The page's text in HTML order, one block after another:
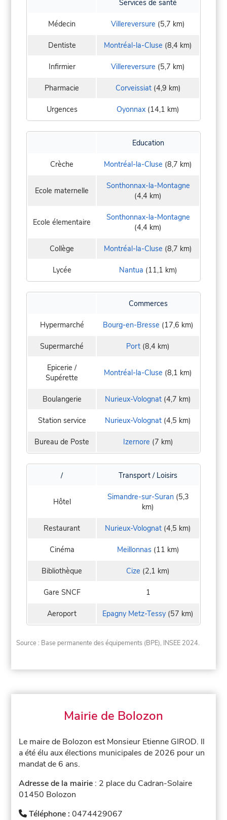
Services de santé
Médecin Villereversure (5,7 km)
Dentiste Montréal-la-Cluse (8,4 km)
Infirmier Villereversure (5,7 km)
Pharmacie Corveissiat(4,9 km)
Urgences Oyonnax (14,1 km)
Education
Crèche Montréal-la-Cluse (8,7 km)
Ecole maternelle
Sonthonnax-la-Montagne
(4,4 km)
Ecole élementaire
Sonthonnax-la-Montagne
(4,4 km)
Collège Montréal-la-Cluse (8,7 km)
Lycée Nantua (11,1 km)
Commerces
Hypermarché Bourg-en-Bresse (17,6 km)
Supermarché Port (8,4 km)
Epicerie /
Supérette
Montréal-la-Cluse (8,1 km)
Boulangerie Nurieux-Volognat (4,7 km)
Station service Nurieux-Volognat (4,5 km)
Bureau de Poste Izernore (7 km)
/ Transport / Loisirs
Hôtel Simandre-sur-Suran(5,3
km)
Restaurant Nurieux-Volognat (4,5 km)
Cinéma Meillonnas(11 km)
Bibliothèque Cize (2,1 km)
Gare SNCF 1
Aeroport Epagny Metz-Tessy (57 km)
Source : Base permanente des équipements (BPE), INSEE 2024.
Mairie de Bolozon
Le maire de Bolozon est Monsieur Etienne GIROD. Il
a été élu aux élections municipales de 2026 pour un
mandat de 6 ans.
Adresse de la mairie : 2 place du Cadran-Solaire
01450 Bolozon
Téléphone :0474429067